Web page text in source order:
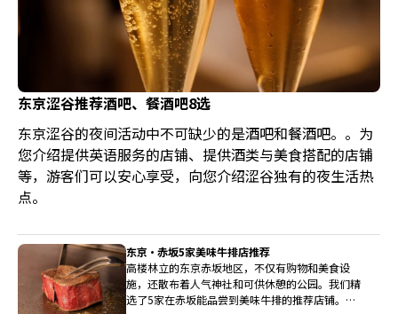
东京涩谷推荐酒吧、餐酒吧8选
东京涩谷的夜间活动中不可缺少的是酒吧和餐酒吧。。为
您介绍提供英语服务的店铺、提供酒类与美食搭配的店铺
等，游客们可以安心享受，向您介绍涩谷独有的夜生活热
点。
东京·赤坂5家美味牛排店推荐
高楼林立的东京赤坂地区，不仅有购物和美食设
施，还散布着人气神社和可供休憩的公园。我们精
选了5家在赤坂能品尝到美味牛排的推荐店铺。这